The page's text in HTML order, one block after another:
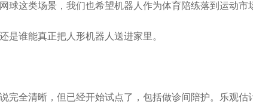
这类场景，我们也希望机器人作为体育陪练落到运动市
是谁能真正把人形机器人送进家里。
完全清晰，但已经开始试点了，包括做诊间陪护。乐观